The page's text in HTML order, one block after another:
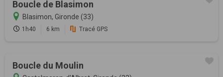
Boucle de Blasimon
Blasimon, Gironde (33)
1h40 6 km Tracé GPS
Boucle du Moulin